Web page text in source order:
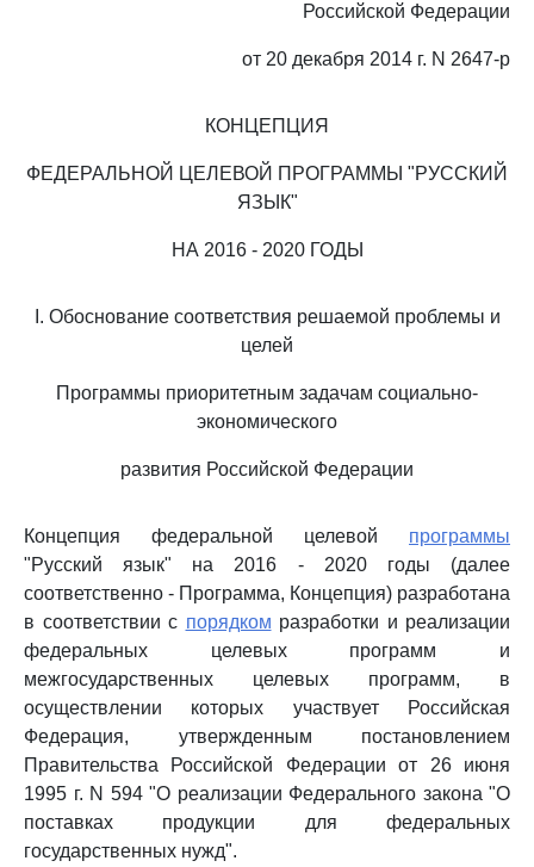
Российской Федерации
от 20 декабря 2014 г. N 2647-р
КОНЦЕПЦИЯ
ФЕДЕРАЛЬНОЙ ЦЕЛЕВОЙ ПРОГРАММЫ "РУССКИЙ
ЯЗЫК"
НА 2016 - 2020 ГОДЫ
I. Обоснование соответствия решаемой проблемы и
целей
Программы приоритетным задачам социально-
экономического
развития Российской Федерации
Концепция федеральной целевой программы
"Русский язык" на 2016 - 2020 годы (далее
соответственно - Программа, Концепция) разработана
в соответствии с порядком разработки и реализации
федеральных целевых программ и
межгосударственных целевых программ, в
осуществлении которых участвует Российская
Федерация, утвержденным постановлением
Правительства Российской Федерации от 26 июня
1995 г. N 594 "О реализации Федерального закона "О
поставках продукции для федеральных
государственных нужд".